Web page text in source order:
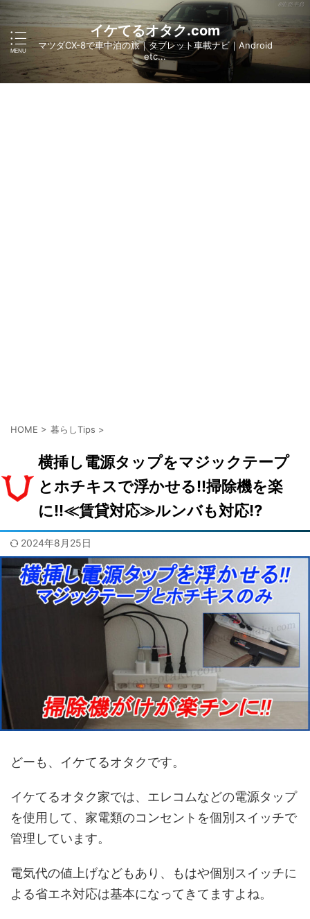
イケてるオタク.com
マツダCX-8で車中泊の旅｜タブレット車載ナビ｜Android
etc...
HOME > 暮らしTips >
横挿し電源タップをマジックテープ
とホチキスで浮かせる!!掃除機を楽
に!!≪賃貸対応≫ルンバも対応!?
2024年8月25日
どーも、イケてるオタクです。
イケてるオタク家では、エレコムなどの電源タップ
を使用して、家電類のコンセントを個別スイッチで
管理しています。
電気代の値上げなどもあり、もはや個別スイッチに
よる省エネ対応は基本になってきてますよね。